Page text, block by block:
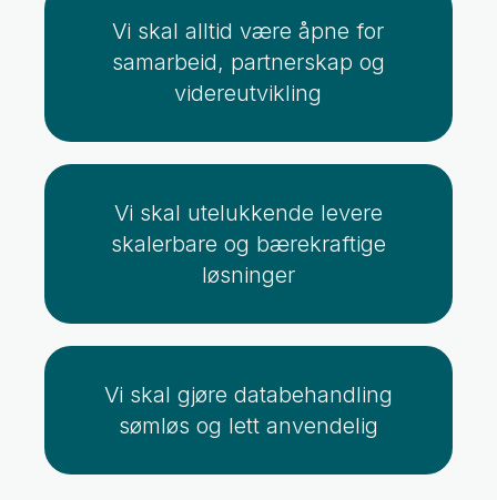
Vi skal alltid være åpne for
samarbeid, partnerskap og
videreutvikling
Vi skal utelukkende levere
skalerbare og bærekraftige
løsninger
Vi skal gjøre databehandling
sømløs og lett anvendelig